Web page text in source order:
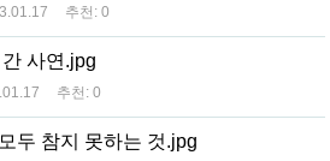
추천: 0
사연.jpg
추천: 0
두 참지 못하는 것.jpg